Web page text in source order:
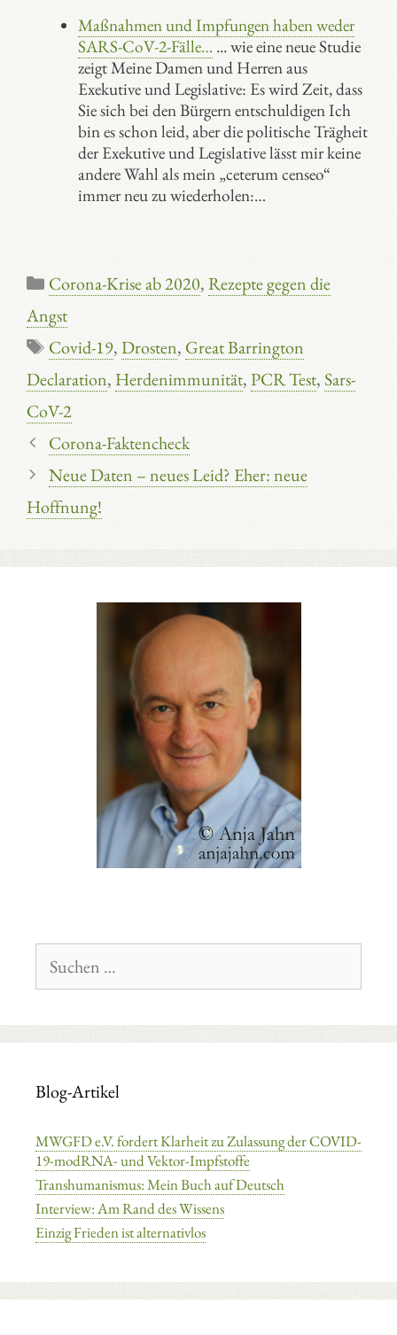
Maßnahmen und Impfungen haben weder
SARS-CoV-2-Fälle… ... wie eine neue Studie
zeigt Meine Damen und Herren aus
Exekutive und Legislative: Es wird Zeit, dass
Sie sich bei den Bürgern entschuldigen Ich
bin es schon leid, aber die politische Trägheit
der Exekutive und Legislative lässt mir keine
andere Wahl als mein „ceterum censeo“
immer neu zu wiederholen:…
Kategorien
Corona-Krise ab 2020,Rezepte gegen die
Angst
Schlagwörter
Covid-19,Drosten, Great Barrington
Declaration, Herdenimmunität,PCR Test,Sars-
CoV-2
Corona-Faktencheck
Neue Daten – neues Leid? Eher: neue
Hoffnung!
nach:
Blog-Artikel
MWGFD e.V. fordert Klarheit zu Zulassung der COVID-
19-modRNA- und Vektor-Impfstoffe
Transhumanismus: Mein Buch auf Deutsch
Interview: Am Rand des Wissens
Einzig Frieden ist alternativlos